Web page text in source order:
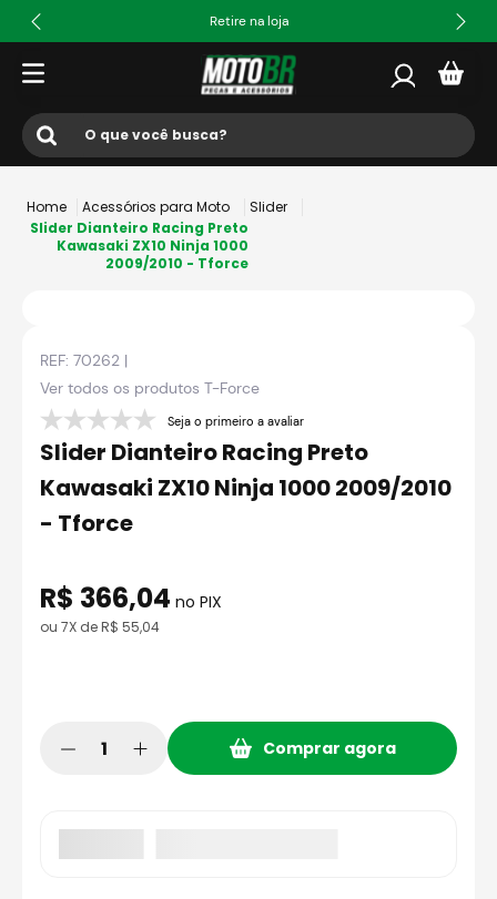
Retire na loja
O que você busca?
1º ls2
norisk
5º jaqueta
6 º bau
7º axxis fenix
8º capacete aberto
capacete ls2
Acessórios para Moto
Slider
Slider Dianteiro Racing Preto
Kawasaki ZX10 Ninja 1000
2009/2010 - Tforce
REF: 70262 |
Ver todos os produtos T-Force
Seja o primeiro a avaliar
Slider Dianteiro Racing Preto
Kawasaki ZX10 Ninja 1000 2009/2010
- Tforce
R$ 366,04 no PIX
ou 7X deR$ 55,04
Comprar agora